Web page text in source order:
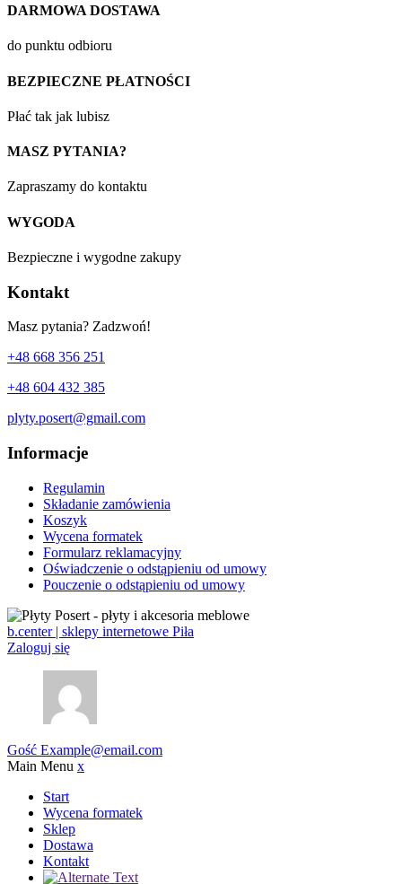
DARMOWA DOSTAWA
do punktu odbioru
BEZPIECZNE PŁATNOŚCI
Płać tak jak lubisz
MASZ PYTANIA?
Zapraszamy do kontaktu
WYGODA
Bezpieczne i wygodne zakupy
Kontakt
Masz pytania? Zadzwoń!
+48 668 356 251
+48 604 432 385
plyty.posert@gmail.com
Informacje
Regulamin
Składanie zamówienia
Koszyk
Wycena formatek
Formularz reklamacyjny
Oświadczenie o odstąpieniu od umowy
Pouczenie o odstąpieniu od umowy
b.center | sklepy internetowe Piła
Zaloguj się
Gość Example@email.com
Main Menu x
Start
Wycena formatek
Sklep
Dostawa
Kontakt